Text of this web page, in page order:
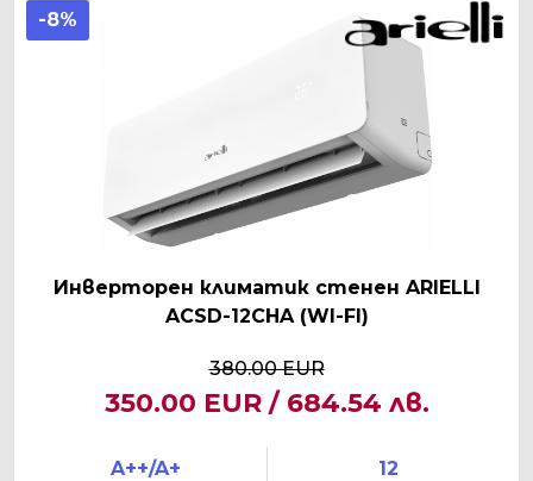
-8%
Инверторен климатик стенен ARIELLI
ACSD-12CHA (WI-FI)
380.00 EUR
350.00 EUR / 684.54 лв.
A++/A+
12